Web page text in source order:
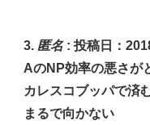
匿名: 投稿日：
AのNP効率の悪さが
カレスコブッパで済
まるで向かない